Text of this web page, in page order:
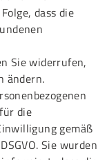
dass die
Sie widerrufen,
ändern.
die
gemäß
Sie wurden